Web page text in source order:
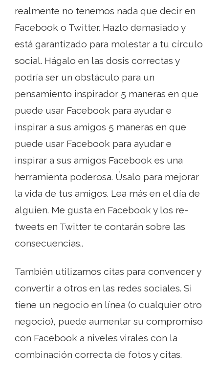
realmente no tenemos nada que decir en
Facebook o Twitter. Hazlo demasiado y
está garantizado para molestar a tu círculo
social. Hágalo en las dosis correctas y
podría ser un obstáculo para un
pensamiento inspirador 5 maneras en que
puede usar Facebook para ayudar e
inspirar a sus amigos 5 maneras en que
puede usar Facebook para ayudar e
inspirar a sus amigos Facebook es una
herramienta poderosa. Úsalo para mejorar
la vida de tus amigos. Lea más en el día de
alguien. Me gusta en Facebook y los re-
tweets en Twitter te contarán sobre las
consecuencias..
También utilizamos citas para convencer y
convertir a otros en las redes sociales. Si
tiene un negocio en línea (o cualquier otro
negocio), puede aumentar su compromiso
con Facebook a niveles virales con la
combinación correcta de fotos y citas.